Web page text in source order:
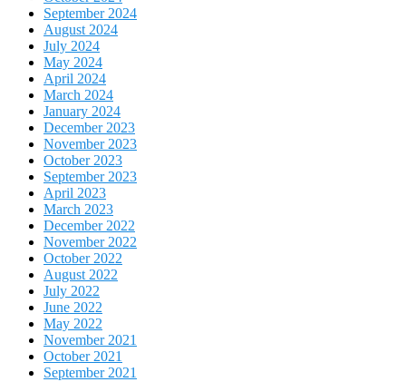
September 2024
August 2024
July 2024
May 2024
April 2024
March 2024
January 2024
December 2023
November 2023
October 2023
September 2023
April 2023
March 2023
December 2022
November 2022
October 2022
August 2022
July 2022
June 2022
May 2022
November 2021
October 2021
September 2021